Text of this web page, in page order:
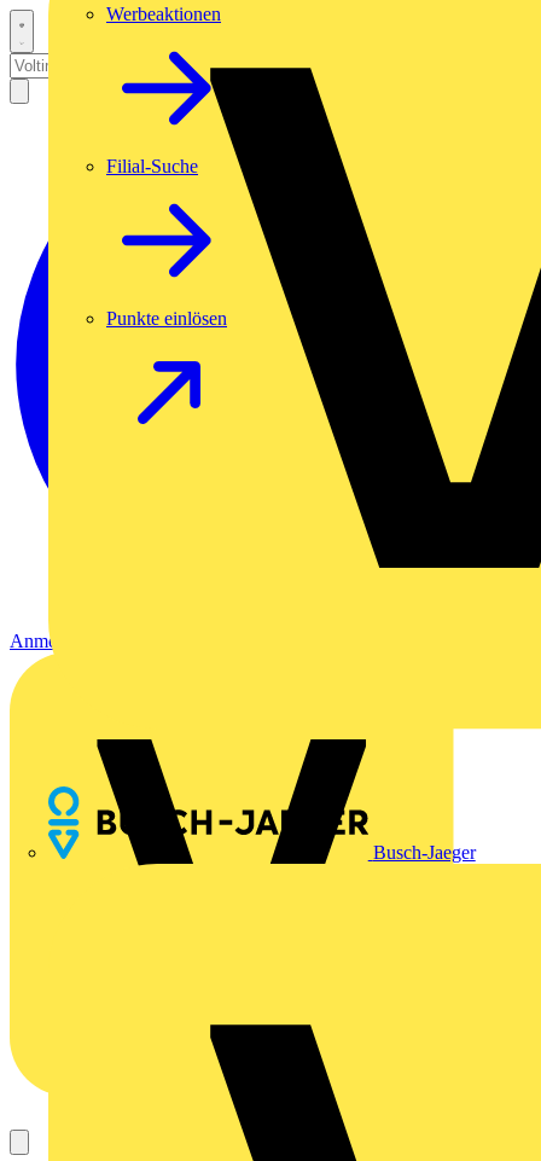
Busch-Jaeger
Werbeaktionen
Filial-Suche
Punkte einlösen
Anmelden